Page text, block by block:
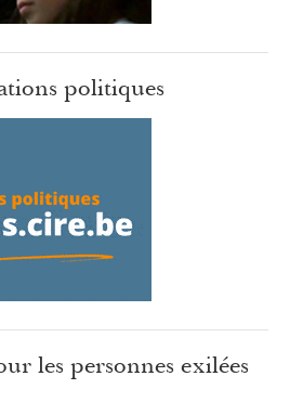
politiques
les personnes exilées